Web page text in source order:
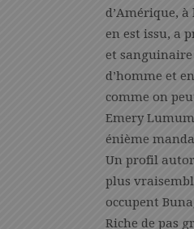
d’Amérique,
en est issu, a
et
d’homme et
comme on
Emery
énième
Un profil
plus
occupent
Riche de pas